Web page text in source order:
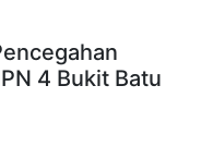
4 Bukit Batu